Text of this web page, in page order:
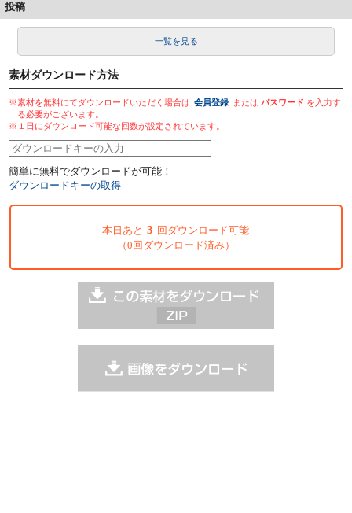
投稿
一覧を見る
素材ダウンロード方法
※素材を無料にてダウンロードいただく場合は 会員登録 またはパスワード を入力す
る必要がございます。
※１日にダウンロード可能な回数が設定されています。
簡単に無料でダウンロードが可能！
ダウンロードキーの取得
本日あと 3 回ダウンロード可能
（0回ダウンロード済み）